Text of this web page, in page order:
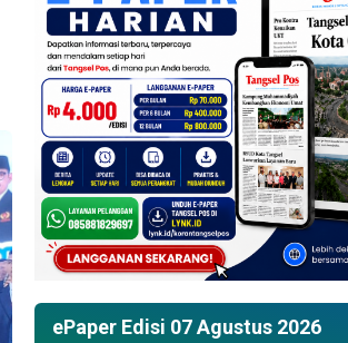
ePaper Edisi 07 Agustus 2026